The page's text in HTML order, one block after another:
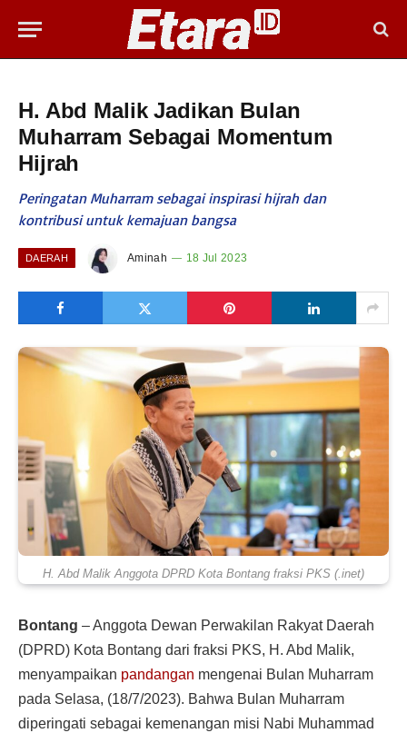
H. Abd Malik Jadikan Bulan
Muharram Sebagai Momentum
Hijrah
Peringatan Muharram sebagai inspirasi hijrah dan
kontribusi untuk kemajuan bangsa
DAERAH Aminah 18 Jul 2023
H. Abd Malik Anggota DPRD Kota Bontang fraksi PKS (.inet)
Bontang – Anggota Dewan Perwakilan Rakyat Daerah
(DPRD) Kota Bontang dari fraksi PKS, H. Abd Malik,
menyampaikan pandangan mengenai Bulan Muharram
pada Selasa, (18/7/2023). Bahwa Bulan Muharram
diperingati sebagai kemenangan misi Nabi Muhammad